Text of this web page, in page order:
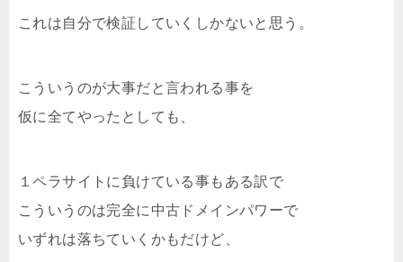
これは自分で検証していくしかないと思う。
こういうのが大事だと言われる事を
仮に全てやったとしても、
１ペラサイトに負けている事もある訳で
こういうのは完全に中古ドメインパワーで
いずれは落ちていくかもだけど、